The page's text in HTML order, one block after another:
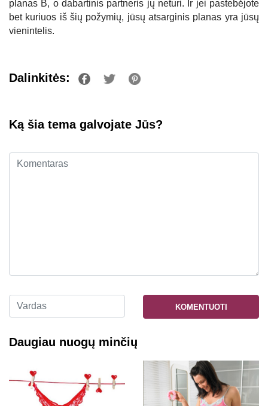
planas B, o dabartinis partneris jų neturi. Ir jei pastebėjote
bet kuriuos iš šių požymių, jūsų atsarginis planas yra jūsų
vienintelis.
Dalinkitės:
Ką šia tema galvojate Jūs?
KOMENTUOTI
Daugiau nuogų minčių